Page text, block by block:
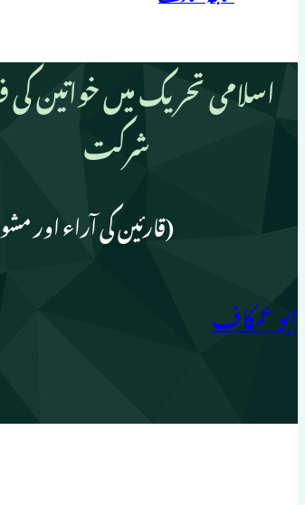
اسلامی تحریک میں خواتین
شرکت
(قارئین کی آراء
ابو عمکاف